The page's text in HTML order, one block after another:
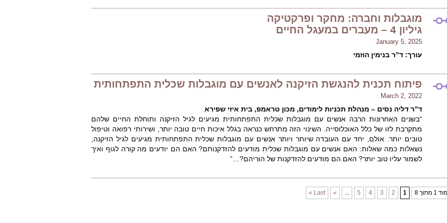
מוגבלות וחברה: מחקר ופרקטיקה
גיליון 4 – מעברים במעגל החיים
January 5, 2025
עורך: ד”ר בנימין הוזמי
פיתוח תכנית להנגשת הזיקנה לאנשים עם מוגבלות שכלית התפתחותית
March 2, 2022
ד”ר דליה נסים – מנהלת תכניות לימודים, מכון טראמפ, בית איזי שפירא
“בשנים האחרונות הרבה אנשים עם מוגבלות שכלית התפתחותית מגיעים לגיל הזיקנה ותוחלת החיים שלהם
מתקרבת לזו של כלל האוכלוסייה. השינוי הזה מתרחש כנראה בגלל איכות חיים טובה יותר, ושירותי רפואה וטיפול
טובים יותר. אולם, יחד עם העובדה שיותר ויותר אנשים עם מוגבלות שכלית התפתחותית מגיעים לגיל הזיקנה,
נשאלות כמה שאלות: האם אנשים עם מוגבלות שכלית מודעים להזדקנותם? האם הם יודעים מה קורה לגוף ואיך
לשמור עליו טוב יותר? האם הם מודעים להזדקנות של הוריהם?…”
1 מתוך 8 1
2
3
4
5
...
»
Last »